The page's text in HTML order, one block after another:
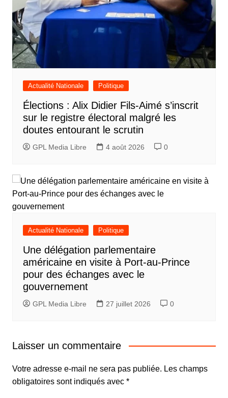
Actualité Nationale Politique
Élections : Alix Didier Fils-Aimé s’inscrit
sur le registre électoral malgré les
doutes entourant le scrutin
GPL Media Libre 4 août 2026 0
Actualité Nationale Politique
Une délégation parlementaire
américaine en visite à Port-au-Prince
pour des échanges avec le
gouvernement
GPL Media Libre 27 juillet 2026 0
Laisser un commentaire
Votre adresse e-mail ne sera pas publiée. Les champs
obligatoires sont indiqués avec *